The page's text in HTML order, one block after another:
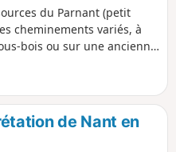
du Parnant (petit
cheminements variés, à
bois ou sur une ancienne
de Nant en